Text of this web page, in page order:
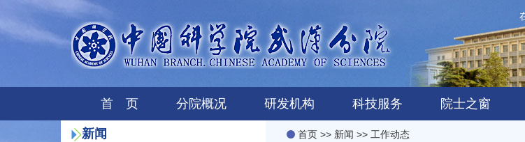
首 页 分院概况 研发机构 科技服务 院士之窗
新闻 首页>> 新闻 >> 工作动态